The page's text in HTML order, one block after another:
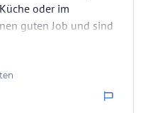
HolidayCheck. Bitte
Angebotsdetails des
oder im
guten Job und sind